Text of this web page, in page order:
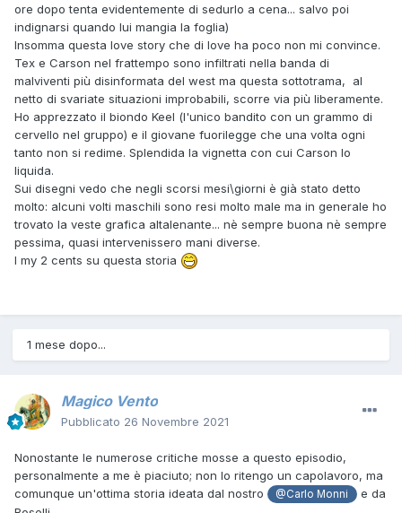
ore dopo tenta evidentemente di sedurlo a cena... salvo poi
indignarsi quando lui mangia la foglia)
Insomma questa love story che di love ha poco non mi convince.
Tex e Carson nel frattempo sono infiltrati nella banda di
malviventi più disinformata del west ma questa sottotrama, al
netto di svariate situazioni improbabili, scorre via più liberamente.
Ho apprezzato il biondo Keel (l'unico bandito con un grammo di
cervello nel gruppo) e il giovane fuorilegge che una volta ogni
tanto non si redime. Splendida la vignetta con cui Carson lo
liquida.
Sui disegni vedo che negli scorsi mesi\giorni è già stato detto
molto: alcuni volti maschili sono resi molto male ma in generale ho
trovato la veste grafica altalenante... nè sempre buona nè sempre
pessima, quasi intervenissero mani diverse.
I my 2 cents su questa storia
1 mese dopo...
Magico Vento
Pubblicato 26 Novembre 2021
Nonostante le numerose critiche mosse a questo episodio,
personalmente a me è piaciuto; non lo ritengo un capolavoro, ma
comunque un'ottima storia ideata dal nostro
@Carlo Monni
e da